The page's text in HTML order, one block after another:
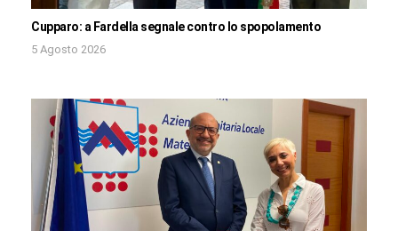
Cupparo: a Fardella segnale contro lo spopolamento
5 Agosto 2026